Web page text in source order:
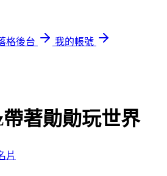
格後台
我的帳號
著勛勛玩世界
片